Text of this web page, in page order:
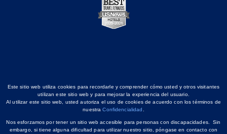
Este sitio web utiliza cookies para recordarle y comprender cómo usted y otros visitantes
utilizan este sitio web y para mejorar la experiencia del usuario.
Al utilizar este sitio web, usted autoriza el uso de cookies de acuerdo con los términos de
nuestraConfidencialidad .
Nos esforzamos por tener un sitio web accesible para personas con discapacidades. Sin
embargo, si tiene alguna dificultad para utilizar nuestro sitio, póngase en contacto con